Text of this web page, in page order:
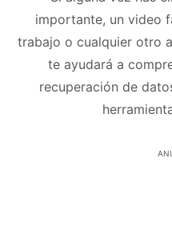
importante, un video
trabajo o cualquier otro
te ayudará a
recuperación de